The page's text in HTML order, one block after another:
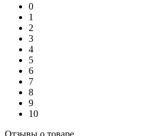
0
1
2
3
4
5
6
7
8
9
10
Отзывы о товаре